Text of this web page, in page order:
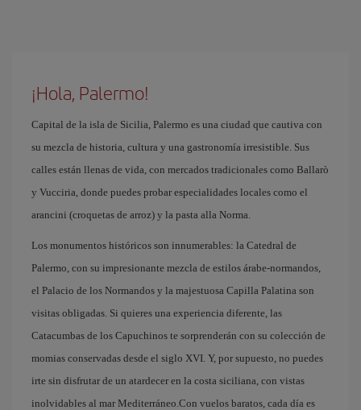
¡Hola, Palermo!
Capital de la isla de Sicilia, Palermo es una ciudad que cautiva con
su mezcla de historia, cultura y una gastronomía irresistible. Sus
calles están llenas de vida, con mercados tradicionales como Ballarò
y Vucciria, donde puedes probar especialidades locales como el
arancini (croquetas de arroz) y la pasta alla Norma.
Los monumentos históricos son innumerables: la Catedral de
Palermo, con su impresionante mezcla de estilos árabe-normandos,
el Palacio de los Normandos y la majestuosa Capilla Palatina son
visitas obligadas. Si quieres una experiencia diferente, las
Catacumbas de los Capuchinos te sorprenderán con su colección de
momias conservadas desde el siglo XVI. Y, por supuesto, no puedes
irte sin disfrutar de un atardecer en la costa siciliana, con vistas
inolvidables al mar Mediterráneo.Con vuelos baratos, cada día es